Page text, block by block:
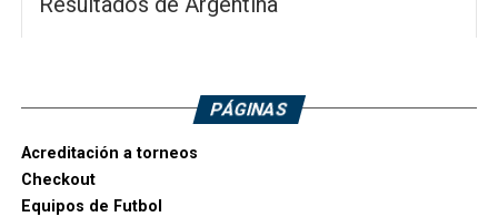
PÁGINAS
Acreditación a torneos
Checkout
Equipos de Futbol